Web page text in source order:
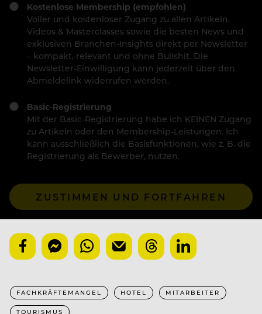
Kostenlose Membership (empfohlen)
Voller und kostenloser Zugang zu allen Artikeln,
Videos & Masterclasses sowie die besten News und
exklusiven Branchen-Insights direkt per Newsletter
– kompakt, relevant und ohne Bullshit. Die
Newsletter-Einwilligung kann jederzeit über den
Abmeldelink widerrufen werden.
Basic-Registrierung
Mit der Basic-Registrierung habe ich KEINEN Zugang
zu Artikeln oder den Membership-Leistungen. Ich
kann ausschließlich die Basisfunktionen, wie z. B. die
Registrierung als Bewerber, nutzen.
ZUSTIMMEN UND FORTFAHREN
FACHKRÄFTEMANGEL HOTEL MITARBEITER
TOURISMUS